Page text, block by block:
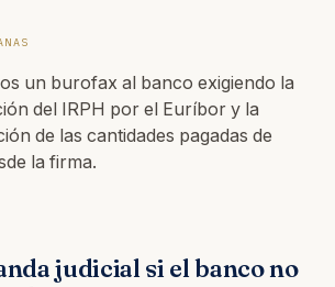
un burofax al banco exigiendo la
del IRPH por el Euríbor y la
de las cantidades pagadas de
la firma.
judicial si el banco no